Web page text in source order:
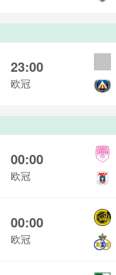
23:00
欧冠
00:00
欧冠
00:00
欧冠